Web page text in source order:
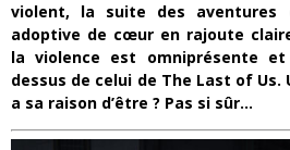
violent, la suite des
adoptive de cœur en rajoute
la violence est omniprésente
dessus de celui de The Last of
a sa raison d’être ? Pas si sûr…